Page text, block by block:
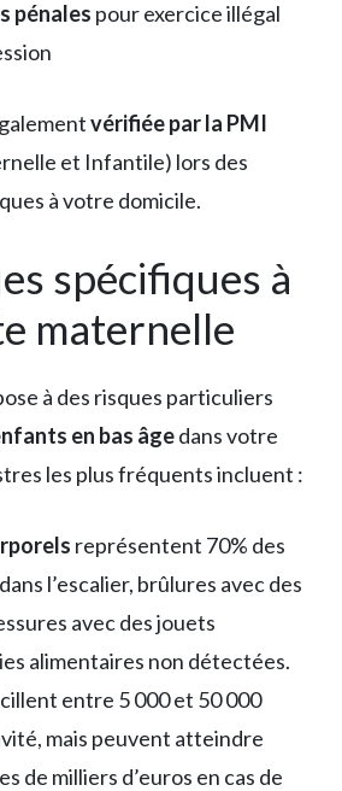
pénales pour exercice illégal
vérifiée par la PMI
et Infantile) lors des
à votre domicile.
spécifiques à
maternelle
à des risques particuliers
en bas âgedans votre
les plus fréquents incluent :
représentent 70% des
l’escalier, brûlures avec des
avec des jouets
alimentaires non détectées.
entre 5 000 et 50 000
mais peuvent atteindre
de milliers d’euros en cas de